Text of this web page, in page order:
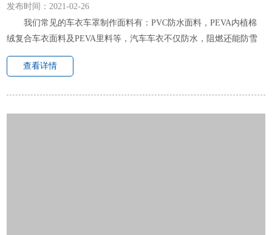
发布时间：2021-02-26
我们常见的车衣车罩制作面料有：PVC防水面料，PEVA内植棉
绒复合车衣面料及PEVA里料等，汽车车衣不仅防水，阻燃还能防雪
霜，有效的保护爱车免受伤害。 常见的汽车车衣车罩切割方式为激光
切割，通过车衣激...
查看详情